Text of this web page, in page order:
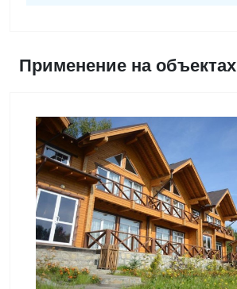
Применение на объектах